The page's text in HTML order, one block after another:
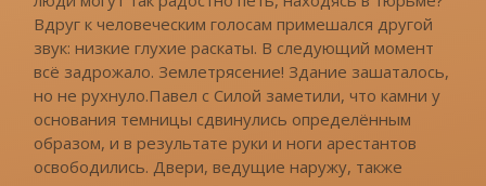
Вдруг к человеческим голосам примешался другой
звук: низкие глухие раскаты. В следующий момент
всё задрожало. Землетрясение! Здание зашаталось,
но не рухнуло.Павел с Силой заметили, что камни у
основания темницы сдвинулись определённым
образом, и в результате руки и ноги арестантов
освободились. Двери, ведущие наружу, также